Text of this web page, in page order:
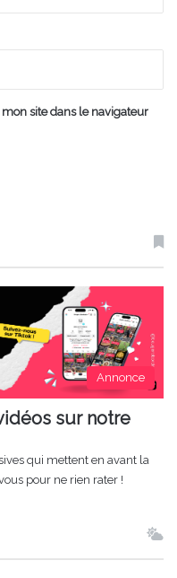
site dans le navigateur
Annonce
sur notre
qui mettent en avant la
pour ne rien rater !